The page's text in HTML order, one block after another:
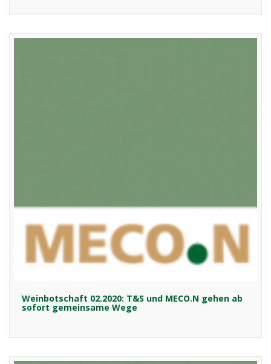
Weinbotschaft 02.2020: T&S und MECO.N gehen ab
sofort gemeinsame Wege